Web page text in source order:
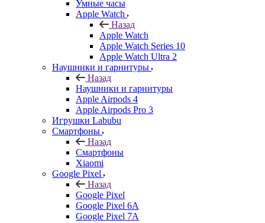
Умные часы
Apple Watch
Назад
Apple Watch
Apple Watch Series 10
Apple Watch Ultra 2
Наушники и гарнитуры
Назад
Наушники и гарнитуры
Apple Airpods 4
Apple Airpods Pro 3
Игрушки Labubu
Смартфоны
Назад
Смартфоны
Xiaomi
Google Pixel
Назад
Google Pixel
Google Pixel 6A
Google Pixel 7А